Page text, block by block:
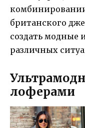
британского
создать модные
различных
лоферами